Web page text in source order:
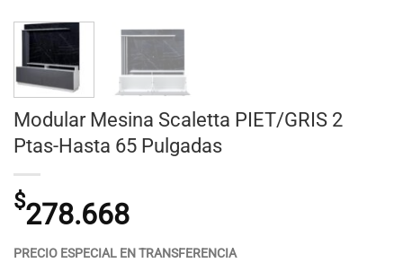
Modular Mesina Scaletta PIET/GRIS 2
Ptas-Hasta 65 Pulgadas
$278.668
PRECIO ESPECIAL EN TRANSFERENCIA